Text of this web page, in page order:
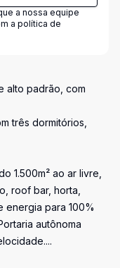
a nossa equipe
a política de
alto padrão, com
três dormitórios,
1.500m² ao ar livre,
roof bar, horta,
para 100%
autônoma